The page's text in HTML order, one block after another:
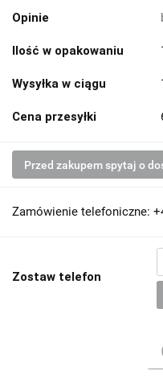
Opinie
Ilość w opakowaniu
Wysyłka w ciągu
Cena przesyłki
Przed zakupem spytaj o
Zamówienie telefoniczne:
Zostaw telefon